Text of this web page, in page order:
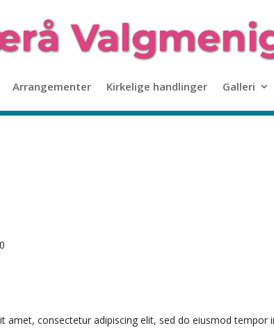
Arrangementer Kirkelige handlinger Galleri
amet, consectetur adipiscing elit, sed do eiusmod